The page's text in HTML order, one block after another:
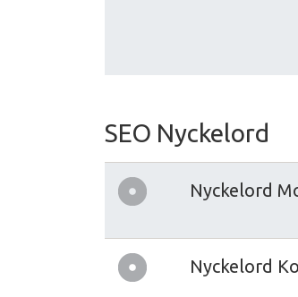
SEO Nyckelord
Nyckelord
Nyckelord